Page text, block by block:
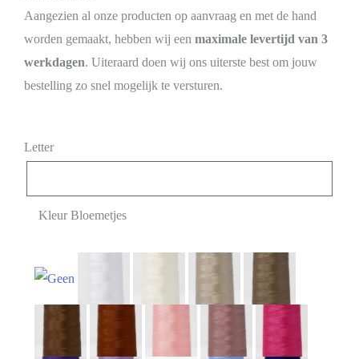
Aangezien al onze producten op aanvraag en met de hand
worden gemaakt, hebben wij een maximale levertijd van 3
werkdagen. Uiteraard doen wij ons uiterste best om jouw
bestelling zo snel mogelijk te versturen.
Letter
Kleur Bloemetjes